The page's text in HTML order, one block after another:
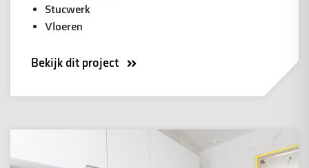
Stucwerk
Vloeren
Bekijk dit project